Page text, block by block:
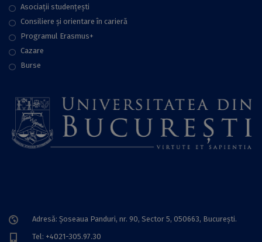
Asociații studențești
Consiliere şi orientare în carieră
Programul Erasmus+
Cazare
Burse
Adresă: Șoseaua Panduri, nr. 90, Sector 5, 050663, Bucureşti.
Tel: +4021-305.97.30